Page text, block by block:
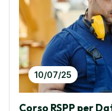
10/07/25
Corso RSPP per